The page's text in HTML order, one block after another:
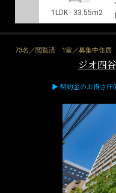
1LDK - 33.55m2
73名／閲覧済 1室／募集中住居
ジオ四
▶ 契約金のお得さ